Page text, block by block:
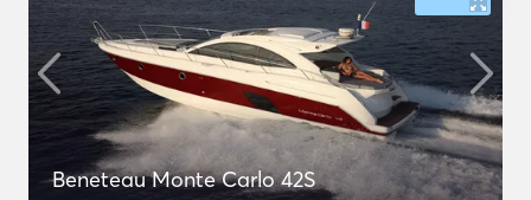
Beneteau Monte Carlo 42S